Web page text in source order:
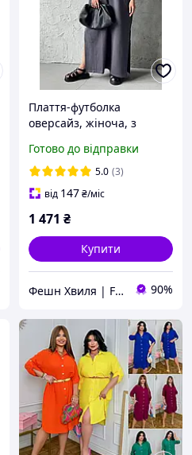
Плаття-футболка
оверсайз, жіноча, з
чорний, графіт, молоко,
шоколад
Готово до відправки
5.0 (3)
від 147₴/міс
1 471 ₴
Купити
Фешн Хвиля | Fashion Wave 90%